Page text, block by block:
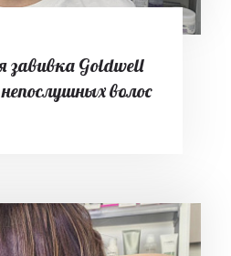
завивка Goldwell
волос